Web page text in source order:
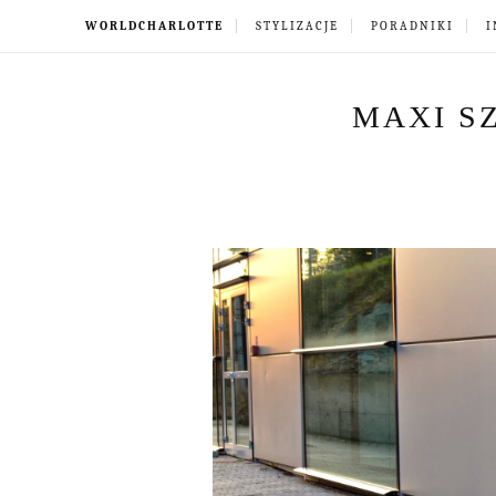
WORLDCHARLOTTE STYLIZACJE PORADNIKI
MAXI